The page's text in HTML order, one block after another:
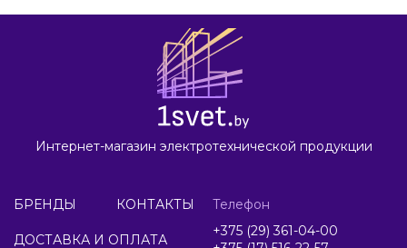
Интернет-магазин электротехнической продукции
БРЕНДЫ КОНТАКТЫ
ДОСТАВКА И ОПЛАТА
Телефон
+375 (29) 361-04-00